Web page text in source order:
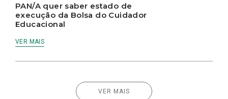
PAN/A quer saber estado de
execução da Bolsa do Cuidador
Educacional
VER MAIS
VER MAIS